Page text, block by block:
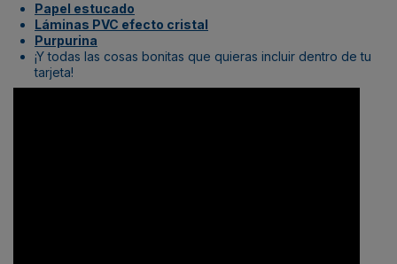
Papel estucado
Láminas PVC efecto cristal
Purpurina
¡Y todas las cosas bonitas que quieras incluir dentro de tu
tarjeta!